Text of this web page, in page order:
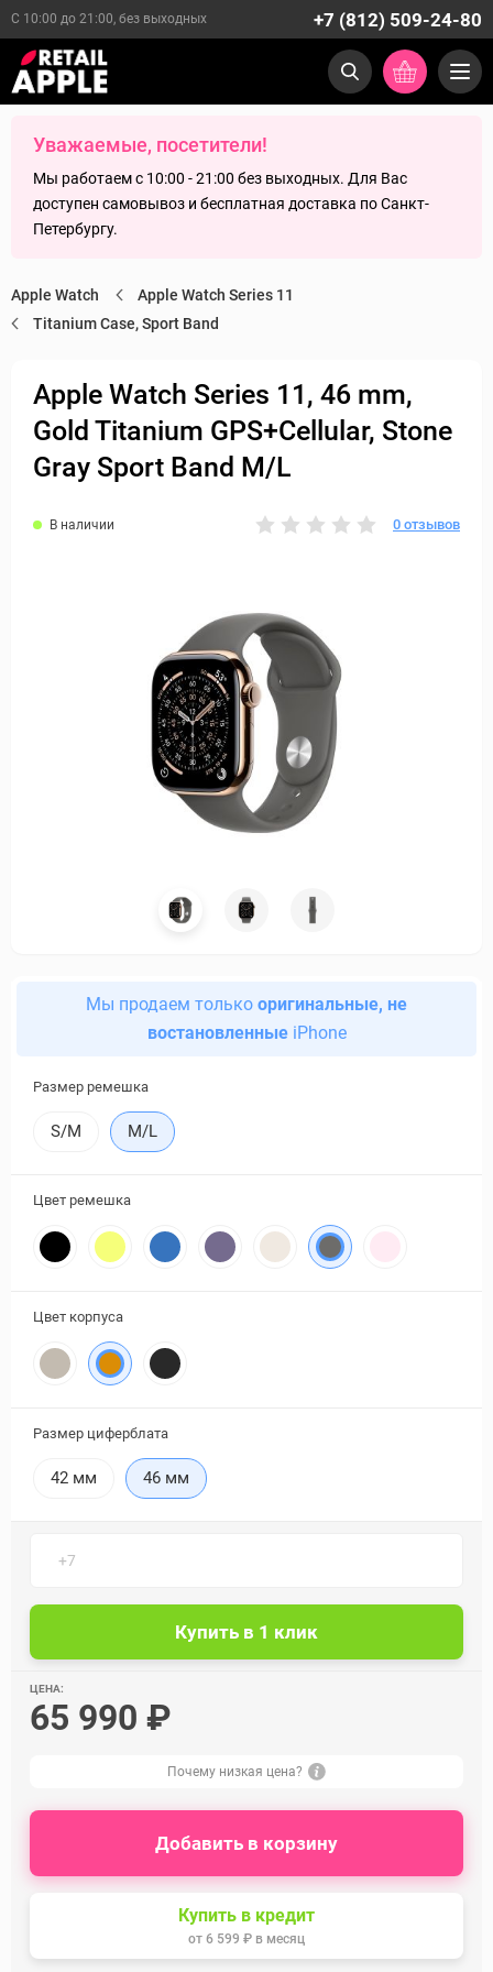
С 10:00 до 21:00, без выходных +7 (812) 509-24-80
Уважаемые, посетители!
Мы работаем с 10:00 - 21:00 без выходных. Для Вас
доступен самовывоз и бесплатная доставка по Санкт-
Петербургу.
Apple Watch
Apple Watch Series 11
Titanium Case, Sport Band
Apple Watch Series 11, 46 mm,
Gold Titanium GPS+Cellular, Stone
Gray Sport Band M/L
В наличии 0 отзывов
Мы продаем только оригинальные, не
востановленныеiPhone
Размер ремешка
S/M M/L
Цвет ремешка
Цвет корпуса
Размер циферблата
42 мм 46 мм
ЦЕНА:
65 990 ₽
Почему низкая цена?
Добавить в корзину
Купить в кредит
от 6 599 ₽ в месяц